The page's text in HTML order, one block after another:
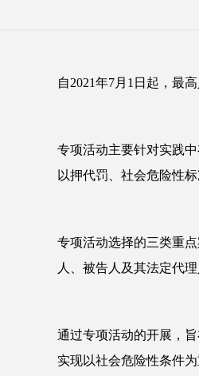
自2021年7月1日起，最
专项活动主要针对实践
以押代罚、社会危险性
专项活动选择的三类重
人、被告人及其法定代
通过专项活动的开展，
实现以社会危险性条件